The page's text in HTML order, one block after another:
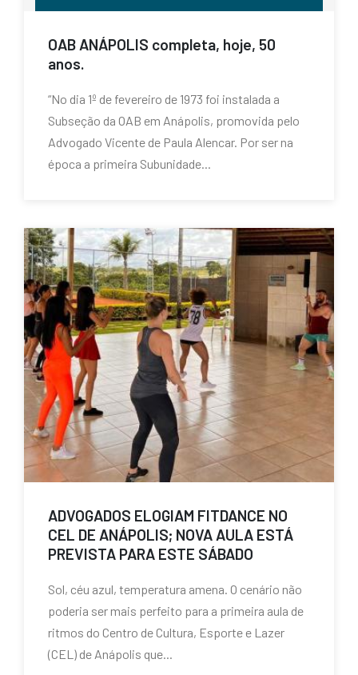
OAB ANÁPOLIS completa, hoje, 50
anos.
“No dia 1º de fevereiro de 1973 foi instalada a
Subseção da OAB em Anápolis, promovida pelo
Advogado Vicente de Paula Alencar. Por ser na
época a primeira Subunidade...
ADVOGADOS ELOGIAM FITDANCE NO
CEL DE ANÁPOLIS; NOVA AULA ESTÁ
PREVISTA PARA ESTE SÁBADO
Sol, céu azul, temperatura amena. O cenário não
poderia ser mais perfeito para a primeira aula de
ritmos do Centro de Cultura, Esporte e Lazer
(CEL) de Anápolis que...